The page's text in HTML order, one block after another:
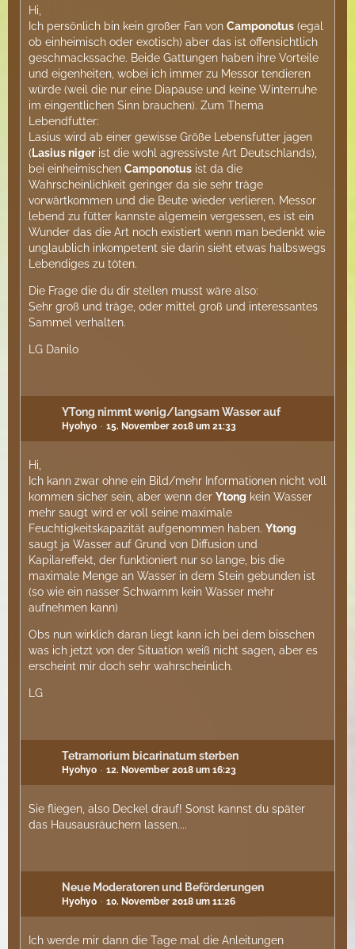
Hi,
Ich persönlich bin kein großer Fan von Camponotus (egal
ob einheimisch oder exotisch) aber das ist offensichtlich
geschmackssache. Beide Gattungen haben ihre Vorteile
und eigenheiten, wobei ich immer zu Messor tendieren
würde (weil die nur eine Diapause und keine Winterruhe
im eingentlichen Sinn brauchen). Zum Thema
Lebendfutter:
Lasius wird ab einer gewisse Größe Lebensfutter jagen
( Lasius nigerist die wohl agressivste Art Deutschlands),
bei einheimischen Camponotus ist da die
Wahrscheinlichkeit geringer da sie sehr träge
vorwärtkommen und die Beute wieder verlieren. Messor
lebend zu fütter kannste algemein vergessen, es ist ein
Wunder das die Art noch existiert wenn man bedenkt wie
unglaublich inkompetent sie darin sieht etwas halbswegs
Lebendiges zu töten.
Die Frage die du dir stellen musst wäre also:
Sehr groß und träge, oder mittel groß und interessantes
Sammel verhalten.
LG Danilo
YTong nimmt wenig/langsam Wasser auf
Hyohyo 15. November 2018 um 21:33
Hi,
Ich kann zwar ohne ein Bild/mehr Informationen nicht voll
kommen sicher sein, aber wenn der Ytong kein Wasser
mehr saugt wird er voll seine maximale
Feuchtigkeitskapazität aufgenommen haben. Ytong
saugt ja Wasser auf Grund von Diffusion und
Kapilareffekt, der funktioniert nur so lange, bis die
maximale Menge an Wasser in dem Stein gebunden ist
(so wie ein nasser Schwamm kein Wasser mehr
aufnehmen kann)
Obs nun wirklich daran liegt kann ich bei dem bisschen
was ich jetzt von der Situation weiß nicht sagen, aber es
erscheint mir doch sehr wahrscheinlich.
LG
Tetramorium bicarinatum sterben
Hyohyo 12. November 2018 um 16:23
Sie fliegen, also Deckel drauf! Sonst kannst du später
das Hausausräuchern lassen....
Neue Moderatoren und Beförderungen
Hyohyo 10. November 2018 um 11:26
Ich werde mir dann die Tage mal die Anleitungen